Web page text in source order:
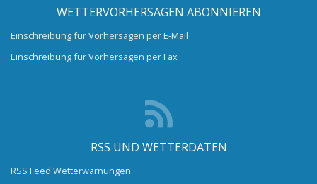
WETTERVORHERSAGEN ABONNIEREN
Einschreibung für Vorhersagen per E-Mail
Einschreibung für Vorhersagen per Fax
RSS UND WETTERDATEN
RSS Feed Wetterwarnungen